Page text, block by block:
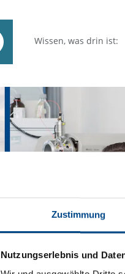
Zustimmung
Nutzungserlebnis und
Wissen, was drin ist: